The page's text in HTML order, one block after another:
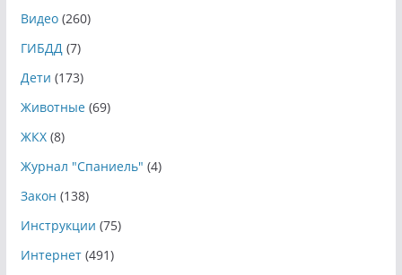
Видео(260)
ГИБДД(7)
Дети (173)
Животные(69)
ЖКХ(8)
Журнал "Спаниель" (4)
Закон (138)
Инструкции (75)
Интернет(491)